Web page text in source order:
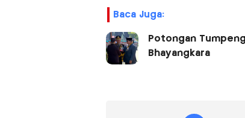
Baca Juga:
Potongan
Bhayangkara